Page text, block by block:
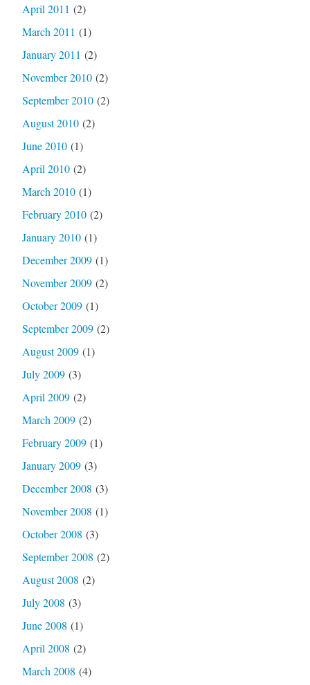
April 2011 (2)
March 2011 (1)
January 2011 (2)
November 2010(2)
September 2010(2)
August 2010(2)
June 2010(1)
April 2010(2)
March 2010(1)
February 2010(2)
January 2010(1)
December 2009(1)
November 2009(2)
October 2009(1)
September 2009(2)
August 2009(1)
July 2009(3)
April 2009(2)
March 2009(2)
February 2009(1)
January 2009(3)
December 2008 (3)
November 2008 (1)
October 2008 (3)
September 2008 (2)
August 2008 (2)
July 2008 (3)
June 2008 (1)
April 2008 (2)
March 2008 (4)